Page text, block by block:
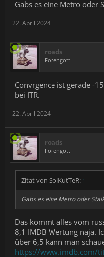
Gabs es eine Metro oder
22. April 2024
roads
Forengott
Convrgence ist gerade -
bei ITR.
22. April 2024
roads
Forengott
Zitat von SolKutTeR: ↑
Gabs es eine Metro oder
Das kommt alles vom
8,1 IMDB Wertung naja.
über 6,5 kann man
https://www.imdb.com/